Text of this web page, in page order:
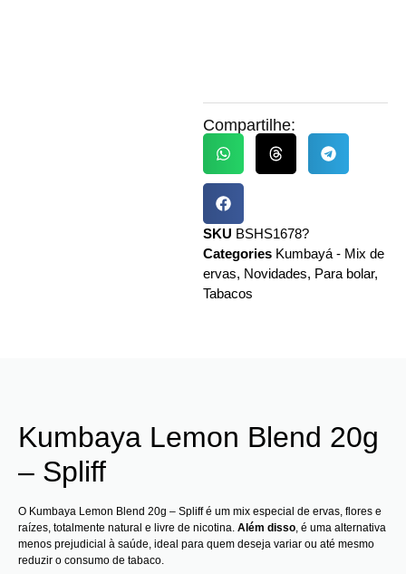
Compartilhe:
SKU BSHS1678?
Categories Kumbayá - Mix de
ervas, Novidades, Para bolar,
Tabacos
Kumbaya Lemon Blend 20g
– Spliff
O Kumbaya Lemon Blend 20g – Spliff é um mix especial de ervas, flores e
raízes, totalmente natural e livre de nicotina. Além disso , é uma alternativa
menos prejudicial à saúde, ideal para quem deseja variar ou até mesmo
reduzir o consumo de tabaco.